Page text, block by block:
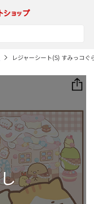
レジャーシート(S) すみっコ